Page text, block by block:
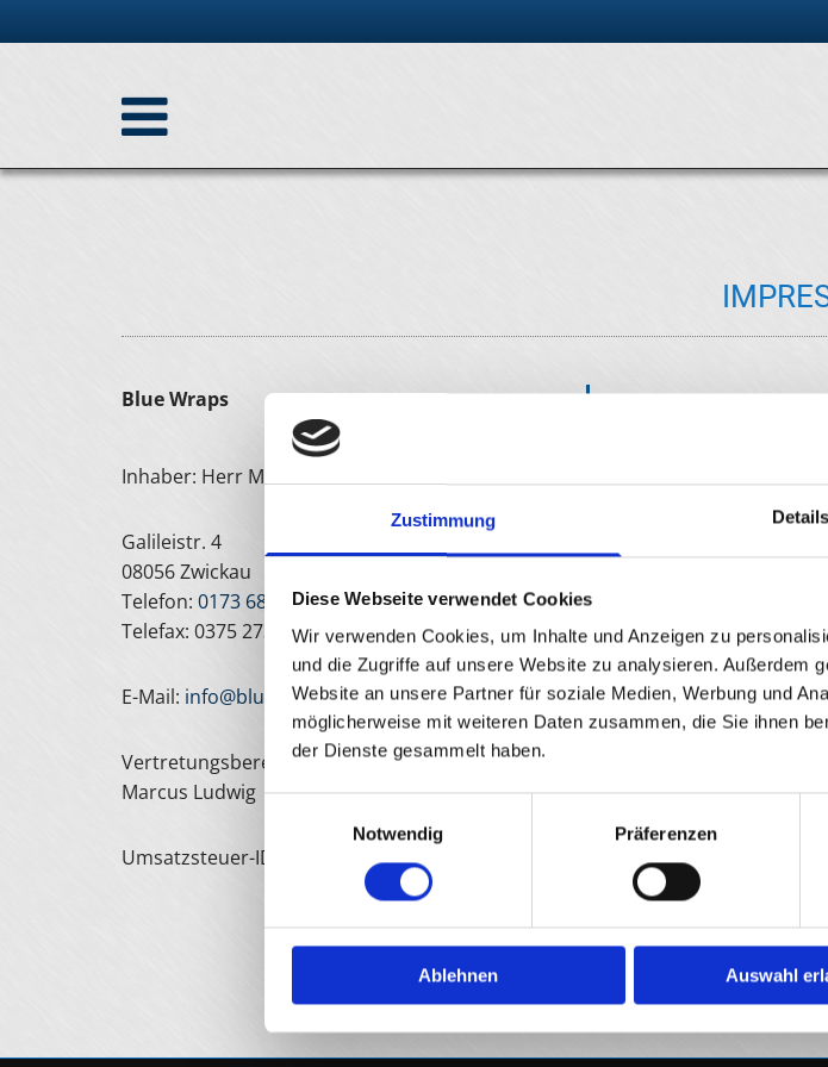
Zustimmung Details
Diese Webseite verwendet Cookies
Wir verwenden Cookies, um Inhalte und Anzeigen zu
und die Zugriffe auf unsere Website zu analysieren. Außerdem
Website an unsere Partner für soziale Medien, Werbung und
möglicherweise mit weiteren Daten zusammen, die Sie ihnen
der Dienste gesammelt haben.
Notwendig
Präferenzen
Ablehnen Auswahl
Blue Wraps
Inhaber: Herr Marcus Ludwig
Galileistr. 4
08056 Zwickau
Telefon: 0173 6805803
Telefax: 0375 2739669
E-Mail: info@bluewraps.de
Vertretungsberechtigter:
Marcus Ludwig
Umsatzsteuer-ID: DE296959530
Hong Kong City Night
Car wrapping film roll
Urheber: trodler1
Modernes Wohngebäude
Traumhafte Dachterrasse
Heise Homepages |
Heise RegioConcept |